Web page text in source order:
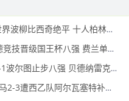
2026年01月16日 德甲-克劳德世界波柳比西奇绝平 十人柏林联合1-1奥格斯堡
2026年01月16日 巴萨2-0桑坦德竞技晋级国王杯八强 费兰单刀球破门亚马尔建功
2026年01月15日 葡杯-本菲卡0-1波尔图止步八强 贝德纳雷克制胜帕夫利季斯失良机
2026年01月15日 爆冷出局！皇马2-3遭西乙队阿尔瓦塞特补时绝杀 无缘国王杯8强